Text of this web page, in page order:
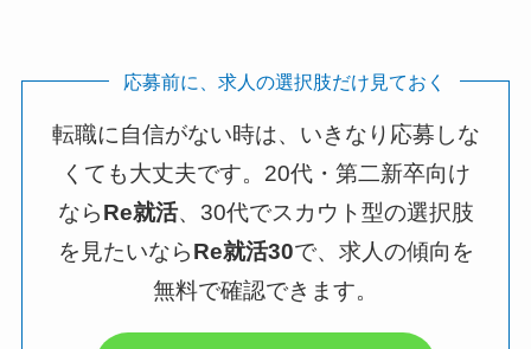
応募前に、求人の選択肢だけ見ておく
転職に自信がない時は、いきなり応募しな
くても大丈夫です。20代・第二新卒向け
ならRe就活、30代でスカウト型の選択肢
を見たいならRe就活30で、求人の傾向を
無料で確認できます。